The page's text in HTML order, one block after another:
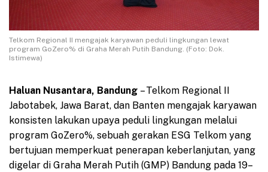
Telkom Regional II mengajak karyawan peduli lingkungan lewat
program GoZero% di Graha Merah Putih Bandung. (Foto: Dok.
Istimewa)
Haluan Nusantara, Bandung – Telkom Regional II
Jabotabek, Jawa Barat, dan Banten mengajak karyawan
konsisten lakukan upaya peduli lingkungan melalui
program GoZero%, sebuah gerakan ESG Telkom yang
bertujuan memperkuat penerapan keberlanjutan, yang
digelar di Graha Merah Putih (GMP) Bandung pada 19–